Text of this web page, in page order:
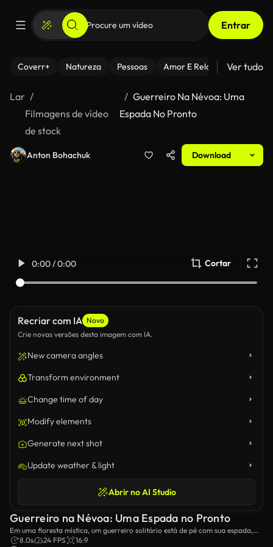
Entrar
Coverr+ Natureza Pessoas Amor E Relacionamentos
Ver tudo
Lar
Filmagens de vídeo
de stock
Guerreiro Na Névoa: Uma
Espada No Pronto
Anton Bohachuk Download
0:00 / 0:00 Cortar
Recriar com IA Novo
Crie novas versões desta imagem com IA.
New camera angles
Transform environment
Change time of day
Modify elements
Generate next shot
Update weather & light
Abrir no AI Studio
Guerreiro na Névoa: Uma Espada no Pronto
Em uma floresta mística, um guerreiro solitário está de pé com sua espada,
cercado por eixos de luz e árvores antigas. pronto para a batalha, ele
8.0s 24 FPS
16:9